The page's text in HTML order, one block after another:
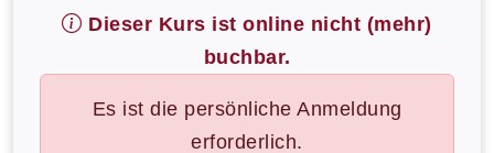
Dieser Kurs ist online nicht (mehr)
buchbar.
Es ist die persönliche Anmeldung
erforderlich.